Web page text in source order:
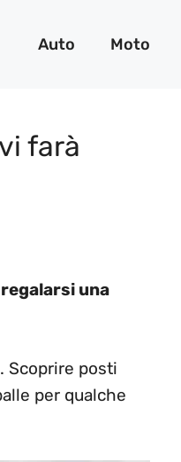
Auto Moto
farà
una
Scoprire posti
per qualche